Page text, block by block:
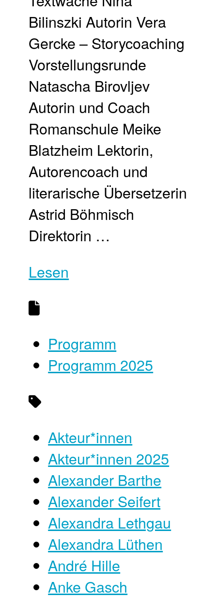
Bilinszki Autorin Vera
Gercke – Storycoaching
Vorstellungsrunde
Natascha Birovljev
Autorin und Coach
Romanschule Meike
Blatzheim Lektorin,
Autorencoach und
literarische Übersetzerin
Astrid Böhmisch
Direktorin …
Lesen
Programm
Programm 2025
Akteur*innen
Akteur*innen 2025
Alexander Barthe
Alexander Seifert
Alexandra Lethgau
Alexandra Lüthen
André Hille
Anke Gasch